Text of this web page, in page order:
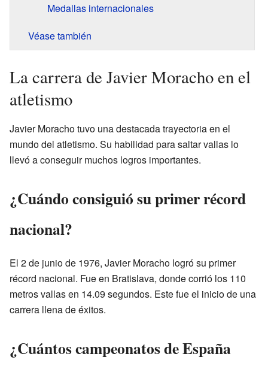
Medallas internacionales
Véase también
La carrera de Javier Moracho en el
atletismo
Javier Moracho tuvo una destacada trayectoria en el
mundo del atletismo. Su habilidad para saltar vallas lo
llevó a conseguir muchos logros importantes.
¿Cuándo consiguió su primer récord
nacional?
El 2 de junio de 1976, Javier Moracho logró su primer
récord nacional. Fue en Bratislava, donde corrió los 110
metros vallas en 14.09 segundos. Este fue el inicio de una
carrera llena de éxitos.
¿Cuántos campeonatos de España